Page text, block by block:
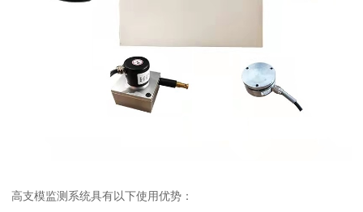
高支模监测系统具有以下使用优势：